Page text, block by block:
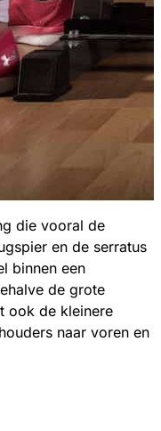
die vooral de
en de serratus
binnen een
de grote
ook de kleinere
naar voren en